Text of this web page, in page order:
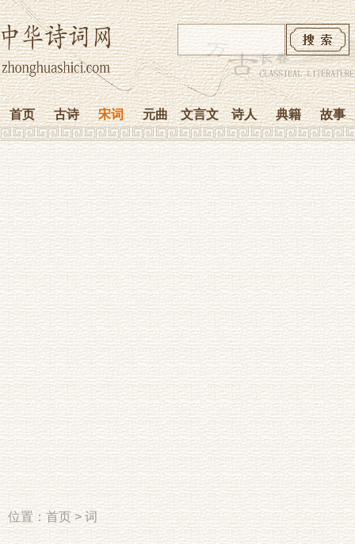
首页 古诗 宋词 元曲 文言文 诗人 典籍 故事
位置：首页>词